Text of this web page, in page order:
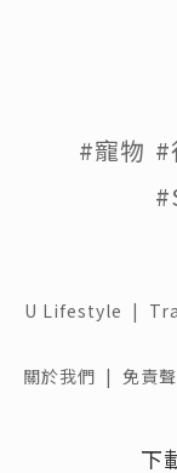
#寵物 #
U Lifestyle |
關於我們 | 免責
下